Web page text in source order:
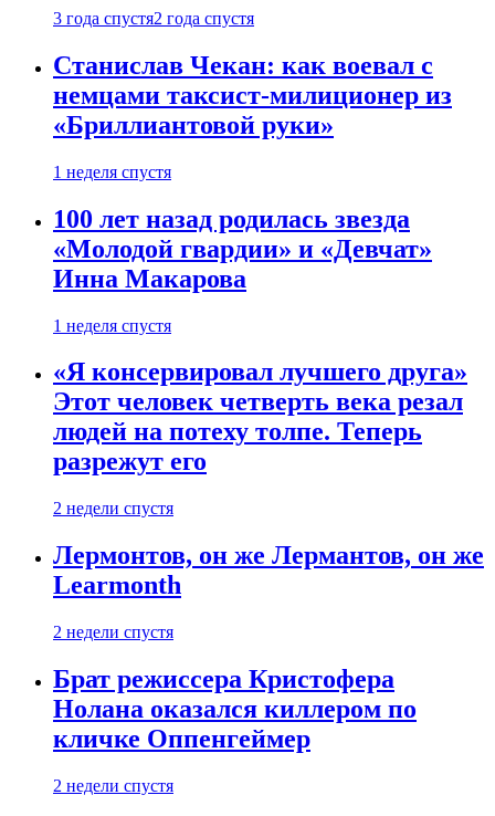
3 года спустя2 года спустя
Станислав Чекан: как воевал с
немцами таксист-милиционер из
«Бриллиантовой руки»
1 неделя спустя
100 лет назад родилась звезда
«Молодой гвардии» и «Девчат»
Инна Макарова
1 неделя спустя
«Я консервировал лучшего друга»
Этот человек четверть века резал
людей на потеху толпе. Теперь
разрежут его
2 недели спустя
Лермонтов, он же Лермантов, он же
Learmonth
2 недели спустя
Брат режиссера Кристофера
Нолана оказался киллером по
кличке Оппенгеймер
2 недели спустя